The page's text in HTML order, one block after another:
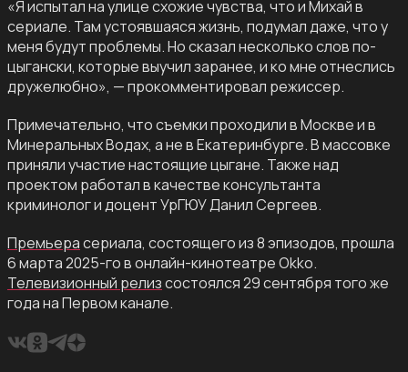
«Я испытал на улице схожие чувства, что и Михай в
сериале. Там устоявшаяся жизнь, подумал даже, что у
меня будут проблемы. Но сказал несколько слов по-
цыгански, которые выучил заранее, и ко мне отнеслись
дружелюбно», — прокомментировал режиссер.
Примечательно, что съемки проходили в Москве и в
Минеральных Водах, а не в Екатеринбурге. В массовке
приняли участие настоящие цыгане. Также над
проектом работал в качестве консультанта
криминолог и доцент УрГЮУ Данил Сергеев.
Премьерасериала, состоящего из 8 эпизодов, прошла
6 марта 2025-го в онлайн-кинотеатре Okko.
Телевизионный релизсостоялся 29 сентября того же
года на Первом канале.